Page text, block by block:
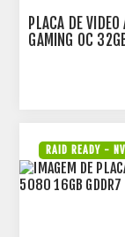
PLACA DE
GAMING OC
RAID READY -